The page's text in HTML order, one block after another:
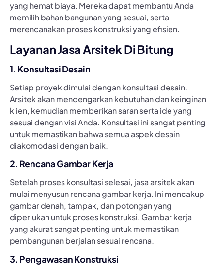
yang hemat biaya. Mereka dapat membantu Anda
memilih bahan bangunan yang sesuai, serta
merencanakan proses konstruksi yang efisien.
Layanan Jasa Arsitek Di Bitung
1. Konsultasi Desain
Setiap proyek dimulai dengan konsultasi desain.
Arsitek akan mendengarkan kebutuhan dan keinginan
klien, kemudian memberikan saran serta ide yang
sesuai dengan visi Anda. Konsultasi ini sangat penting
untuk memastikan bahwa semua aspek desain
diakomodasi dengan baik.
2. Rencana Gambar Kerja
Setelah proses konsultasi selesai, jasa arsitek akan
mulai menyusun rencana gambar kerja. Ini mencakup
gambar denah, tampak, dan potongan yang
diperlukan untuk proses konstruksi. Gambar kerja
yang akurat sangat penting untuk memastikan
pembangunan berjalan sesuai rencana.
3. Pengawasan Konstruksi